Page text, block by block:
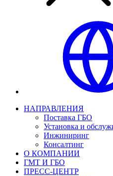
НАПРАВЛЕНИЯ
Поставка ГБО
Установка и
Инжиниринг
Консалтинг
О КОМПАНИИ
ГМТ И ГБО
ПРЕСС-ЦЕНТР